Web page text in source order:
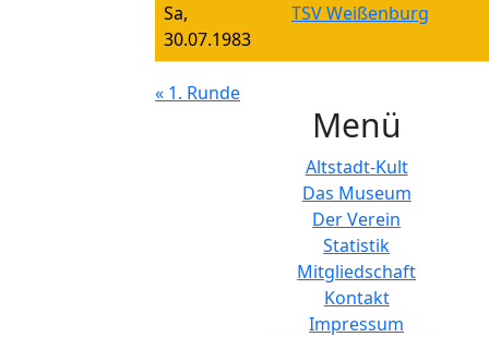
Sa,
30.07.1983
TSV Weißenburg
« 1. Runde
Menü
Altstadt-Kult
Das Museum
Der Verein
Statistik
Mitgliedschaft
Kontakt
Impressum